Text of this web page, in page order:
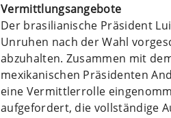
Vermittlungsangebote
Der brasilianische Präsident
Unruhen nach der Wahl
abzuhalten. Zusammen mit
mexikanischen Präsidenten
eine Vermittlerrolle
aufgefordert, die vollständige